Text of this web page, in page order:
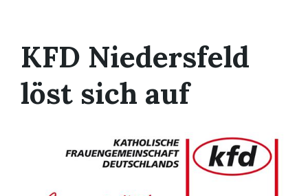
KFD Niedersfeld
löst sich auf